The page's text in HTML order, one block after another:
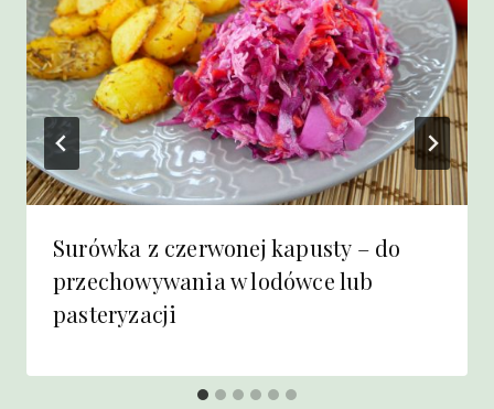
Surówka z czerwonej kapusty – do
przechowywania w lodówce lub
pasteryzacji